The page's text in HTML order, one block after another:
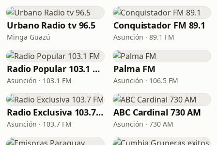
Urbano Radio tv 96.5
Minga Guazú
Conquistador FM 89.1
Asunción · 89.1 FM
Radio Popular 103.1 FM
Asunción · 103.1 FM
Palma FM
Asunción · 106.5 FM
Radio Exclusiva 103.7 FM
Asunción · 103.7 FM
ABC Cardinal 730 AM
Asunción · 730 AM